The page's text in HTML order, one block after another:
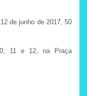
de junho de 2017, 50
11 e 12, na Praça